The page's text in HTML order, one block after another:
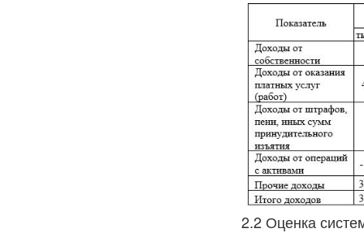
2.2 Оценка